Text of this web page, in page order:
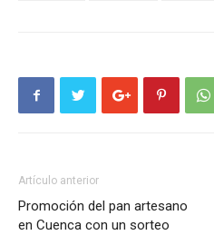
Artículo anterior
Promoción del pan artesano
en Cuenca con un sorteo